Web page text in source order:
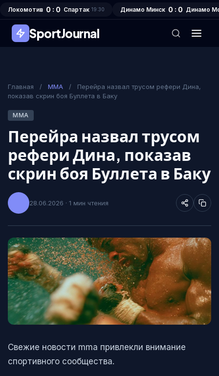
Локомотив 0 : 0 Спартак 19:30 Динамо Минск 0 : 0 Динамо
SportJournal
Главная / MMA /
Перейра назвал трусом рефери Дина,
показав скрин боя Буллета в Баку
MMA
Перейра назвал трусом
рефери Дина, показав
скрин боя Буллета в Баку
28.06.2026 · 1 мин чтения
Свежие новости mma привлекли внимание
спортивного сообщества.